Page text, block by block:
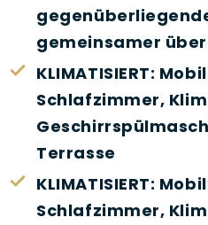
gemeinsamer
KLIMATISIERT:
Schlafzimmer,
Terrasse
KLIMATISIERT:
Schlafzimmer,